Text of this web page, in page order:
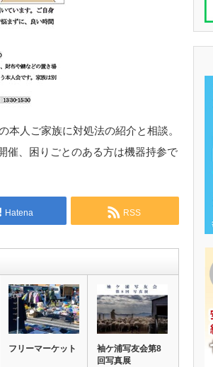
人ご家族に対処法の紹介と相談。
催、困りごとのある方は機器持参で
Hatena RSS
フリーマーケット
袖ケ浦写友会第8
回写真展